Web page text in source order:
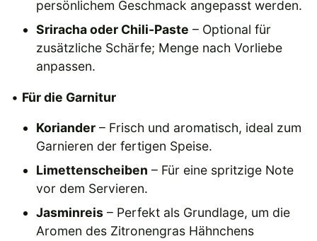
persönlichem Geschmack angepasst werden.
Sriracha oder Chili-Paste – Optional für
zusätzliche Schärfe; Menge nach Vorliebe
anpassen.
• Für die Garnitur
Koriander – Frisch und aromatisch, ideal zum
Garnieren der fertigen Speise.
Limettenscheiben – Für eine spritzige Note
vor dem Servieren.
Jasminreis – Perfekt als Grundlage, um die
Aromen des Zitronengras Hähnchens